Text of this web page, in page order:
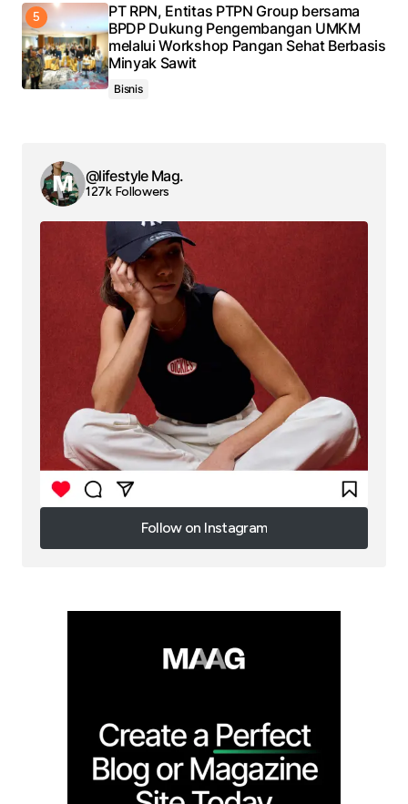
PT RPN, Entitas PTPN Group bersama
BPDP Dukung Pengembangan UMKM
melalui Workshop Pangan Sehat Berbasis
Minyak Sawit
Bisnis
@lifestyle Mag.
127k Followers
Follow on Instagram
Follow on Instagram